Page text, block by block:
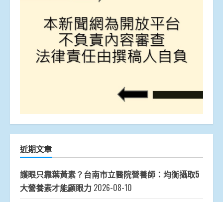
近期文章
護眼只靠葉黃素？台南市立醫院營養師：均衡攝取5
大營養素才能顧眼力 2026-08-10